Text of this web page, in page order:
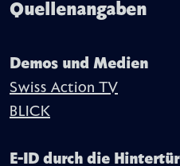
Quellenangaben
Demos und Medien
Swiss Action TV
BLICK
E-ID durch die Hintertür